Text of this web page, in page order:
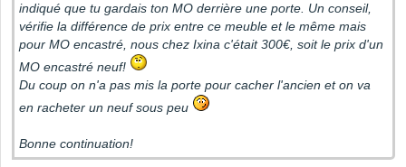
indiqué que tu gardais ton MO derrière une porte. Un conseil,
vérifie la différence de prix entre ce meuble et le même mais
pour MO encastré, nous chez Ixina c'était 300€, soit le prix d'un
MO encastré neuf!
Du coup on n'a pas mis la porte pour cacher l'ancien et on va
en racheter un neuf sous peu
Bonne continuation!